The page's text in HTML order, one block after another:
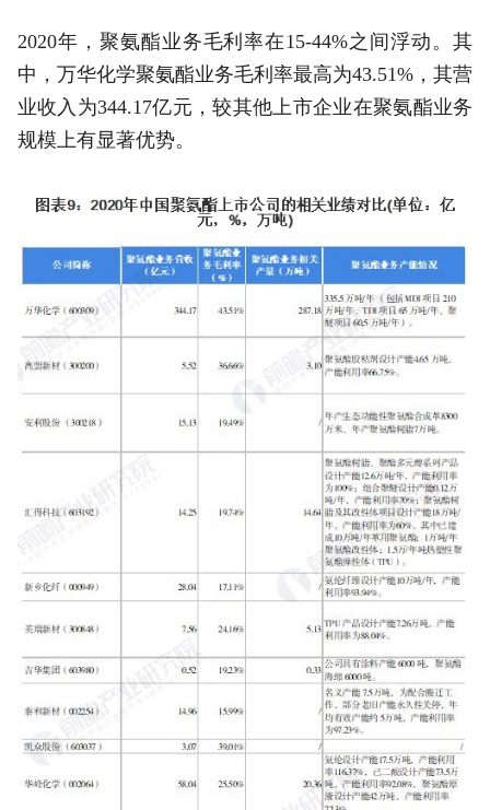
2020年，聚氨酯业务毛利率在15-44%之间浮动。其
中，万华化学聚氨酯业务毛利率最高为43.51%，其营
业收入为344.17亿元，较其他上市企业在聚氨酯业务
规模上有显著优势。